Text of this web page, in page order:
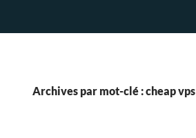
Archives par mot-clé : cheap vps